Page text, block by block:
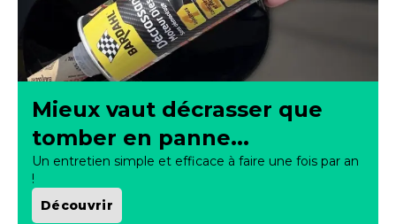
Mieux vaut décrasser que
tomber en panne...
Un entretien simple et efficace à faire une fois par an
!
Découvrir